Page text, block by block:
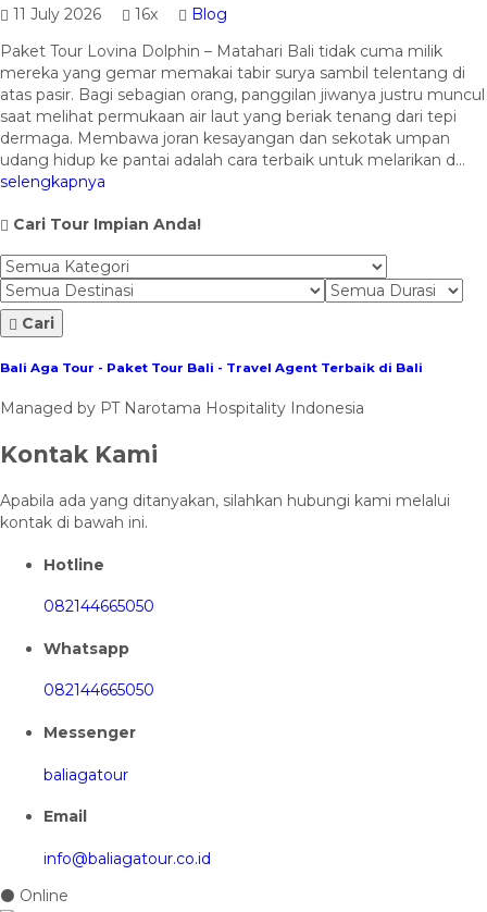
11 July 2026 16x
Blog
Paket Tour Lovina Dolphin – Matahari Bali tidak cuma milik
mereka yang gemar memakai tabir surya sambil telentang di
atas pasir. Bagi sebagian orang, panggilan jiwanya justru muncul
saat melihat permukaan air laut yang beriak tenang dari tepi
dermaga. Membawa joran kesayangan dan sekotak umpan
udang hidup ke pantai adalah cara terbaik untuk melarikan d...
selengkapnya
Cari Tour Impian Anda!
Cari
Bali Aga Tour - Paket Tour Bali - Travel Agent Terbaik di Bali
Managed by PT Narotama Hospitality Indonesia
Kontak Kami
Apabila ada yang ditanyakan, silahkan hubungi kami melalui
kontak di bawah ini.
Hotline
082144665050
Whatsapp
082144665050
Messenger
baliagatour
Email
info@baliagatour.co.id
⚫ Online